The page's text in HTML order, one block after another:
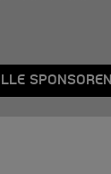
SPONSOREN